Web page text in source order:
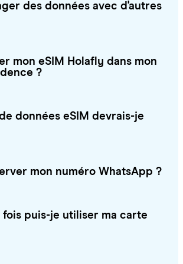
des données avec d'autres
mon eSIM Holafly dans mon
?
données eSIM devrais-je
mon numéro WhatsApp ?
fois puis-je utiliser ma carte